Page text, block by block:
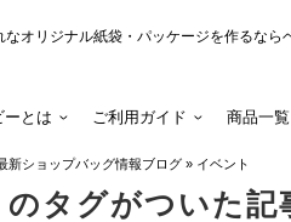
なオリジナル紙袋・パッケージを作るなら
ーとは ご利用ガイド 商品一覧
新ショップバッグ情報ブログ » イベント
のタグがついた記